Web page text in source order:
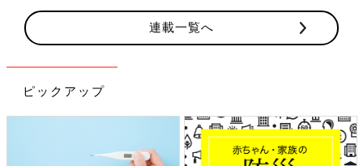
連載一覧へ
ピックアップ